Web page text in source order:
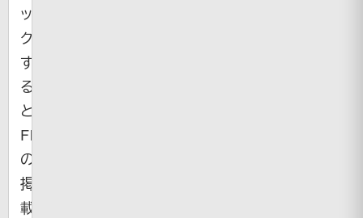
ッ
ク
す
る
と
Flickr
の
掲
載